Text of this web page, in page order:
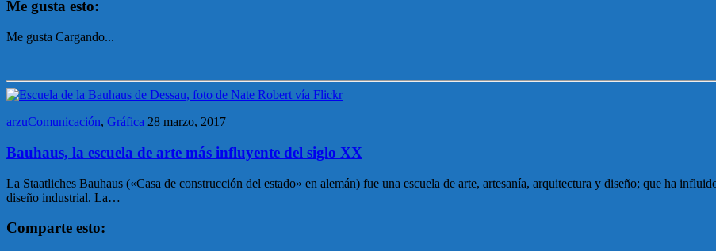
Me gusta esto:
Me gusta Cargando...
arzuComunicación, Gráfica 28 marzo, 2017
Bauhaus, la escuela de arte más influyente del siglo XX
La Staatliches Bauhaus («Casa de construcción del estado» en alemán) fue una escuela de arte, artesanía, arquitectura y diseño; que ha
diseño industrial. La…
Comparte esto: